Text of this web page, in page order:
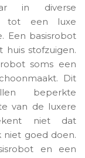
in diverse
tot een luxe
Een basisrobot
stofzuigen.
soms een
Dit
beperkte
van de luxere
niet dat
goed doen.
en een